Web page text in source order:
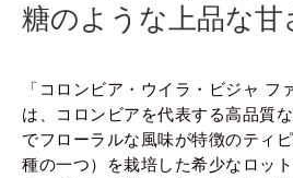
糖のような上品な甘
「コロンビア・ウイラ・ビジャ フ
は、コロンビアを代表する高品質
でフローラルな風味が特徴のティ
種の一つ）を栽培した希少なロッ